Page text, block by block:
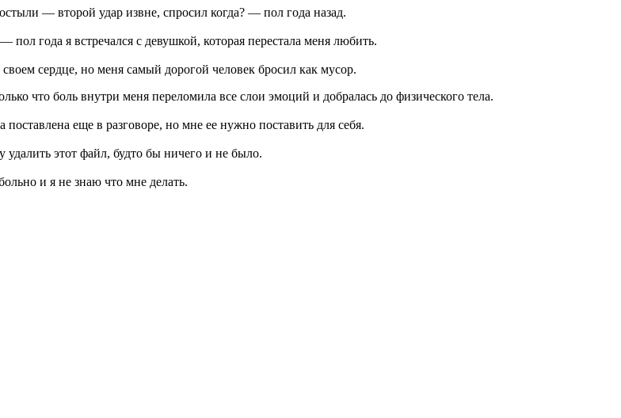
— второй удар извне, спросил когда? — пол года назад.
года я встречался с девушкой, которая перестала меня любить.
сердце, но меня самый дорогой человек бросил как мусор.
что боль внутри меня переломила все слои эмоций и добралась до физического тела.
еще в разговоре, но мне ее нужно поставить для себя.
удалить этот файл, будто бы ничего и не было.
и я не знаю что мне делать.